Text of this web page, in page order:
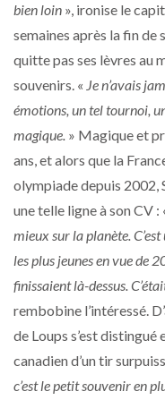
bien loin », ironise le
semaines après la fin de
quitte pas ses lèvres au
souvenirs. « Je n’avais
émotions, un tel tournoi,
magique. » Magique et
ans, et alors que la
olympiade depuis 2002,
une telle ligne à son CV :
mieux sur la planète.
les plus jeunes en vue de
finissaient là-dessus.
rembobine l’intéressé.
de Loups s’est
canadien d’un tir
c’est le petit souvenir en